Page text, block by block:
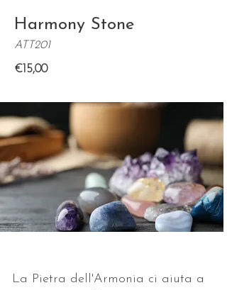
Harmony Stone
ATT201
€15,00
La Pietra dell'Armonia ci aiuta a